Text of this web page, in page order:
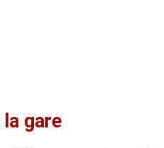
gare